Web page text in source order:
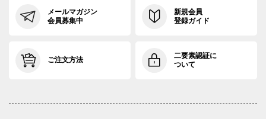
メールマガジン
会員募集中
新規会員
登録ガイド
ご注文方法
二要素認証に
ついて